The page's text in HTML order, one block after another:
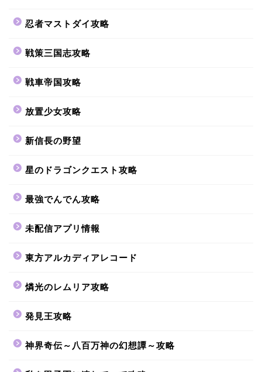
忍者マストダイ攻略
戦策三国志攻略
戦車帝国攻略
放置少女攻略
新信長の野望
星のドラゴンクエスト攻略
最強でんでん攻略
未配信アプリ情報
東方アルカディアレコード
燐光のレムリア攻略
発見王攻略
神界奇伝～八百万神の幻想譚～攻略